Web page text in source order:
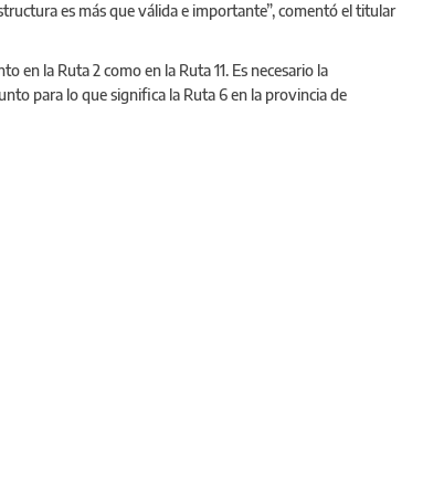
es más que válida e importante”, comentó el titular
en la Ruta 2 como en la Ruta 11. Es necesario la
para lo que significa la Ruta 6 en la provincia de